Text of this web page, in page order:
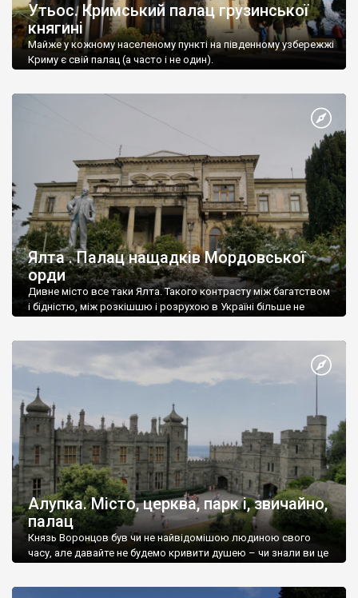
Утьос. Кримський палац грузинської
княгині
Майже у кожному населеному пункті на південному узбережжі
Криму є свій палац (а часто і не один).
Ялта . Палац нащадків Мордовської
орди
Дивне місто все таки Ялта. Такого контрасту між багатством
і бідністю, між розкішшю і розрухою в Україні більше не
Алупка. Місто, церква, парк і, звичайно,
палац
Князь Воронцов був чи не найвідомішою людиною свого
часу, але давайте не будемо кривити душею – чи знали ви це